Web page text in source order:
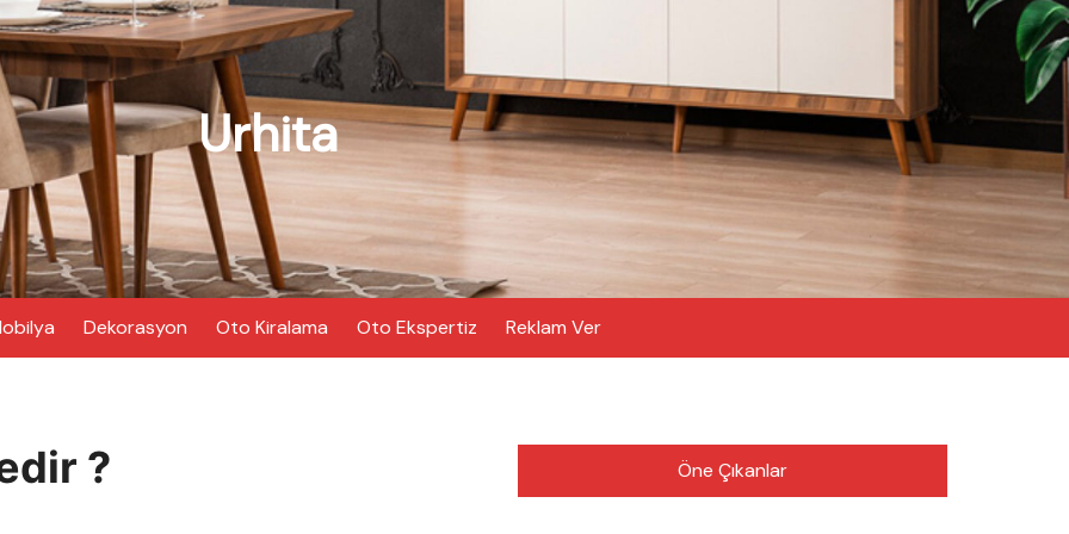
Urhita
Dekorasyon Oto Kiralama Oto Ekspertiz Reklam Ver
? Öne Çıkanlar